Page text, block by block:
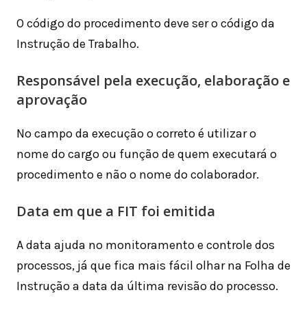
O código do procedimento deve ser o código da
Instrução de Trabalho.
Responsável pela execução, elaboração e
aprovação
No campo da execução o correto é utilizar o
nome do cargo ou função de quem executará o
procedimento e não o nome do colaborador.
Data em que a FIT foi emitida
A data ajuda no monitoramento e controle dos
processos, já que fica mais fácil olhar na Folha de
Instrução a data da última revisão do processo.